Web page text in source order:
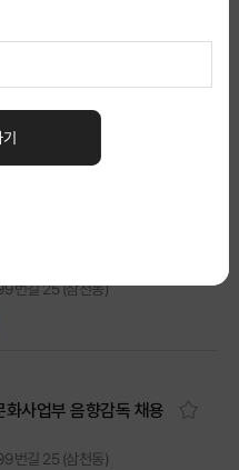
의공원로 13 (여의도동)
번길 25 (삼천동)
사업부 음향감독 채용
번길 25 (삼천동)